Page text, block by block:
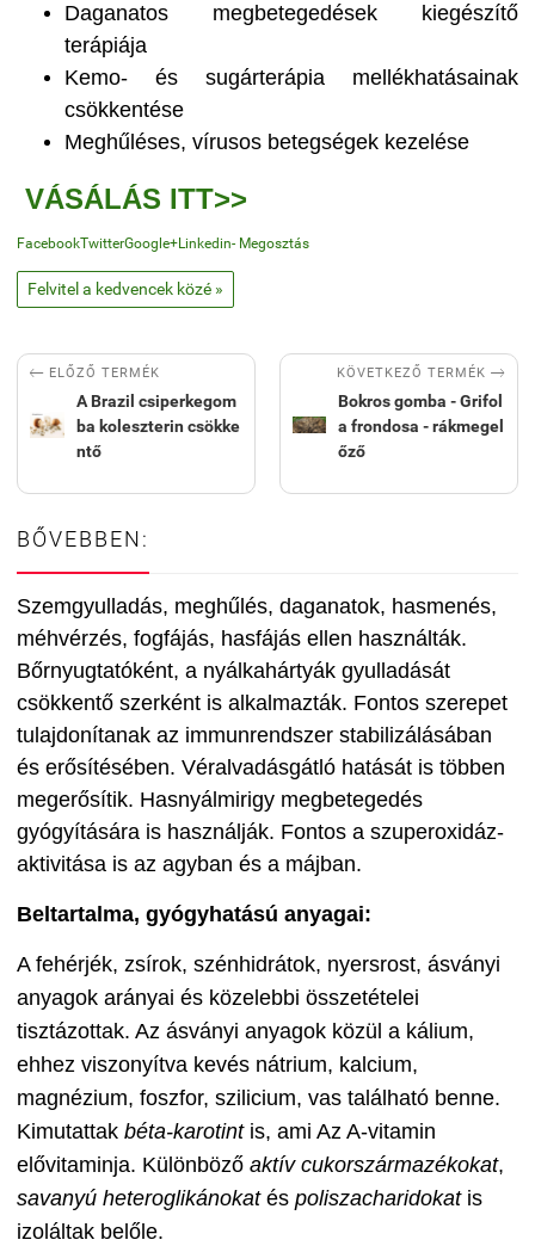
Daganatos megbetegedések kiegészítő
terápiája
Kemo- és sugárterápia mellékhatásainak
csökkentése
Meghűléses, vírusos betegségek kezelése
VÁSÁLÁS ITT>>
FacebookTwitterGoogle+Linkedin- Megosztás
Felvitel a kedvencek közé »
 ELŐZŐ TERMÉK
A Brazil csiperkegom
ba koleszterin csökke
ntő
KÖVETKEZŐ TERMÉK 
Bokros gomba - Grifol
a frondosa - rákmegel
őző
BŐVEBBEN:
Szemgyulladás, meghűlés, daganatok, hasmenés,
méhvérzés, fogfájás, hasfájás ellen használták.
Bőrnyugtatóként, a nyálkahártyák gyulladását
csökkentő szerként is alkalmazták. Fontos szerepet
tulajdonítanak az immunrendszer stabilizálásában
és erősítésében. Véralvadásgátló hatását is többen
megerősítik. Hasnyálmirigy megbetegedés
gyógyítására is használják. Fontos a szuperoxidáz-
aktivitása is az agyban és a májban.
Beltartalma, gyógyhatású anyagai:
A fehérjék, zsírok, szénhidrátok, nyersrost, ásványi
anyagok arányai és közelebbi összetételei
tisztázottak. Az ásványi anyagok közül a kálium,
ehhez viszonyítva kevés nátrium, kalcium,
magnézium, foszfor, szilicium, vas található benne.
Kimutattak béta-karotintis, ami Az A-vitamin
elővitaminja. Különböző aktív cukorszármazékokat,
savanyú heteroglikánokatés poliszacharidokatis
izoláltak belőle.